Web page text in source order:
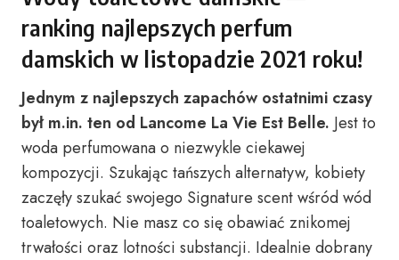
ranking najlepszych perfum
damskich w listopadzie 2021 roku!
Jednym z najlepszych zapachów ostatnimi czasy
był m.in. ten od Lancome La Vie Est Belle. Jest to
woda perfumowana o niezwykle ciekawej
kompozycji. Szukając tańszych alternatyw, kobiety
zaczęły szukać swojego Signature scent wśród wód
toaletowych. Nie masz co się obawiać znikomej
trwałości oraz lotności substancji. Idealnie dobrany